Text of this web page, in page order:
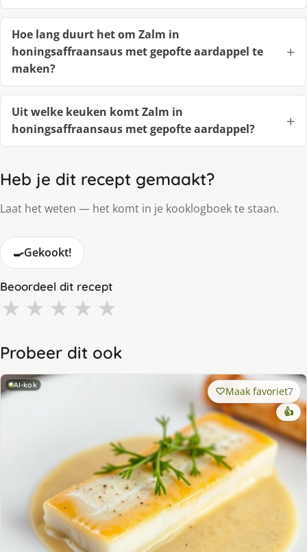
Hoe lang duurt het om Zalm in
honingsaffraansaus met gepofte aardappel te
maken?
Uit welke keuken komt Zalm in
honingsaffraansaus met gepofte aardappel?
Heb je dit recept gemaakt?
Laat het weten — het komt in je kooklogboek te staan.
🍳Gekookt!
Beoordeel dit recept
★ ★ ★ ★ ★
Probeer dit ook
AI-kok Maak favoriet7
👍